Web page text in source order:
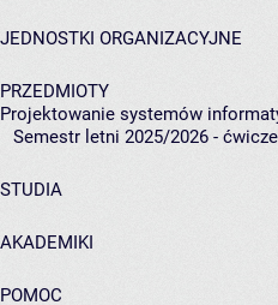
JEDNOSTKI ORGANIZACYJNE
PRZEDMIOTY
Projektowanie systemów
Semestr letni 2025/2026 -
STUDIA
AKADEMIKI
POMOC